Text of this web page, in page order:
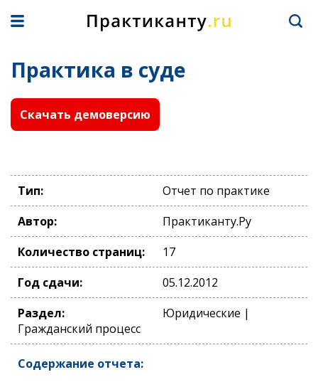
Практика в суде
Скачать демоверсию
Тип:
Отчет по практике
Автор:
Практиканту.Ру
Количество страниц:
17
Год сдачи:
05.12.2012
Раздел:
Юридические |
Гражданский процесс
Содержание отчета: